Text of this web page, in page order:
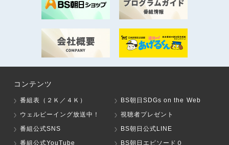
コンテンツ
番組表（２Ｋ／４Ｋ）
BS朝日SDGs on the Web
ウェルビーイング放送中！
視聴者プレゼント
番組公式SNS
BS朝日公式LINE
番組公式YouTube
BS朝日エピソード０